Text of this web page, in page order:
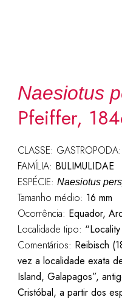
Naesiotus
Pfeiffer,
CLASSE: GASTROPODA:
FAMÍLIA: BULIMULIDAE
ESPÉCIE: Naesiotus
Tamanho médio: 16 mm
Ocorrência: Equador,
Localidade tipo:
Comentários: Reibisch
vez a localidade exata
Island, Galapagos”,
Cristóbal, a partir dos